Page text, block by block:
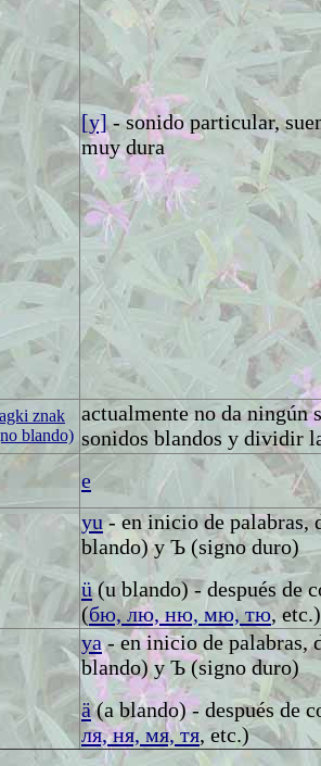
[y] - sonido particular,
muy dura
znak
blando)
actualmente no da ningún
sonidos blandos y dividir
e
yu- en inicio de palabras,
blando)yЪ (signo duro)
ü(u blando) - después de
(бю, лю, ню, мю, тю, etc.)
ya- en inicio de palabras,
blando)y Ъ (signo duro)
ä(a blando) - después de
ля, ня, мя, тя, etc.)